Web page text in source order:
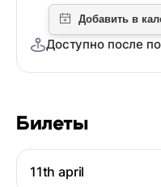
Билеты
11th april
Доступно после